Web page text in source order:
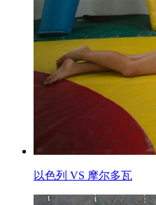
以色列 VS 摩尔多瓦